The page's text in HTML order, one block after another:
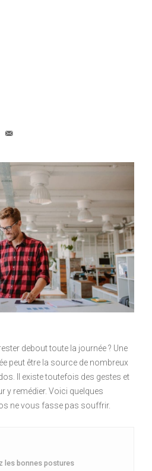
debout toute la journée ? Une
peut être la source de nombreux
Il existe toutefois des gestes et
y remédier. Voici quelques
ne vous fasse pas souffrir.
les bonnes postures